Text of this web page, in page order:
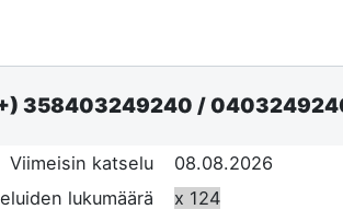
358403249240/
Viimeisin katselu
08.08.2026
lukumäärä
x 124